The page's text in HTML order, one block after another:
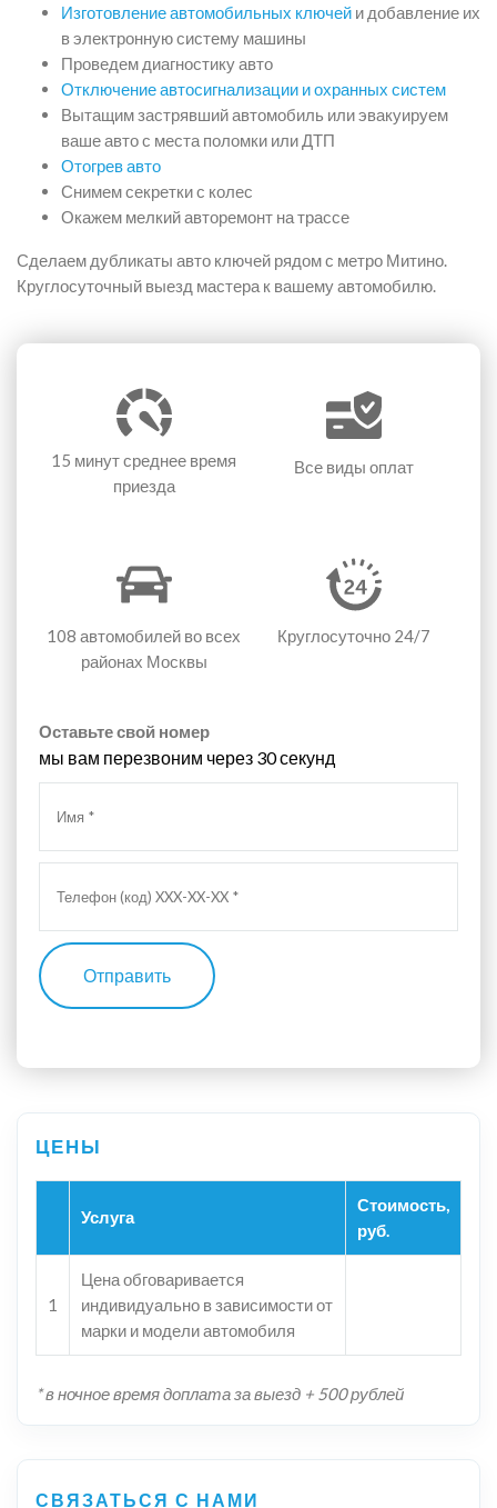
Изготовление автомобильных ключей и добавление их
в электронную систему машины
Проведем диагностику авто
Отключение автосигнализации и охранных систем
Вытащим застрявший автомобиль или эвакуируем
ваше авто с места поломки или ДТП
Отогрев авто
Снимем секретки с колес
Окажем мелкий авторемонт на трассе
Сделаем дубликаты авто ключей рядом с метро Митино.
Круглосуточный выезд мастера к вашему автомобилю.
15 минутсреднее время
приезда
Все виды оплат
108 автомобилей во всех
районах Москвы
Круглосуточно 24/7
Оставьте свой номер
мы вам перезвоним через 30 секунд
Отправить
Услуга
Стоимость,
руб.
1
Цена обговаривается
индивидуально в зависимости от
марки и модели автомобиля
* в ночное время доплата за выезд + 500 рублей
СВЯЗАТЬСЯ С НАМИ